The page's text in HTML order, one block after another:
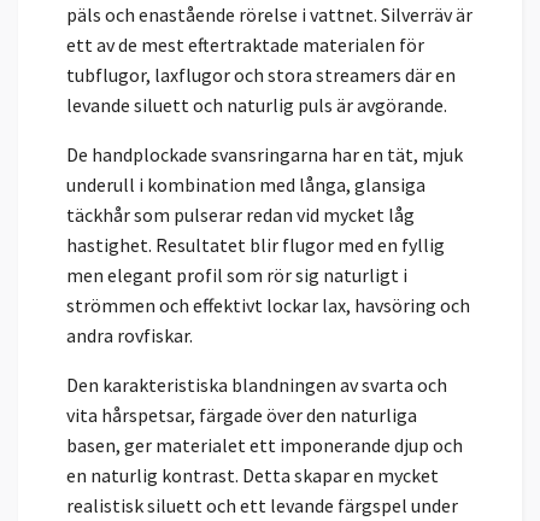
päls och enastående rörelse i vattnet. Silverräv är
ett av de mest eftertraktade materialen för
tubflugor, laxflugor och stora streamers där en
levande siluett och naturlig puls är avgörande.
De handplockade svansringarna har en tät, mjuk
underull i kombination med långa, glansiga
täckhår som pulserar redan vid mycket låg
hastighet. Resultatet blir flugor med en fyllig
men elegant profil som rör sig naturligt i
strömmen och effektivt lockar lax, havsöring och
andra rovfiskar.
Den karakteristiska blandningen av svarta och
vita hårspetsar, färgade över den naturliga
basen, ger materialet ett imponerande djup och
en naturlig kontrast. Detta skapar en mycket
realistisk siluett och ett levande färgspel under